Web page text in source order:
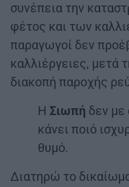
συνέπεια την
φέτος και των
παραγωγοί δεν
καλλιέργειες, μετά
διακοπή παροχής
Η Σιωπή δεν με
κάνει ποιό
θυμό.
Διατηρώ το